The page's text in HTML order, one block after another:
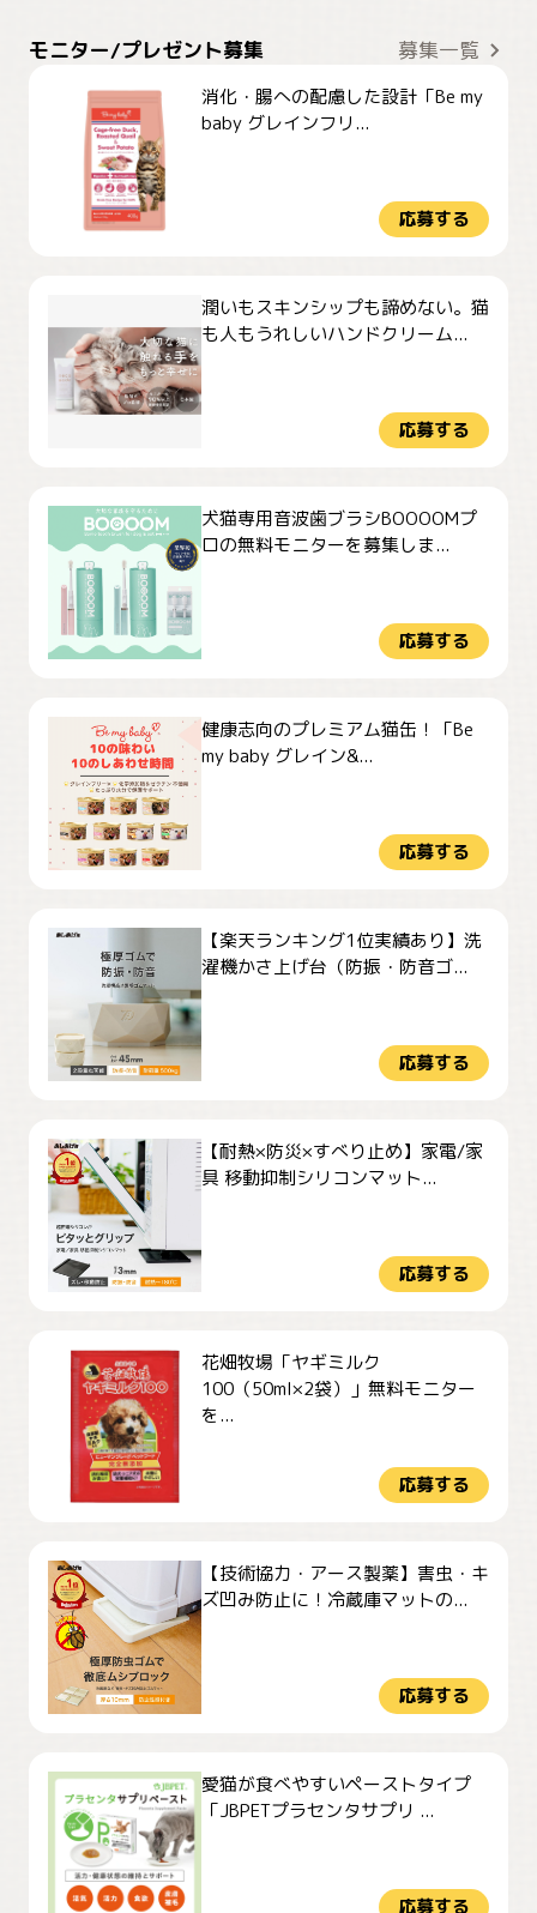
モニター/プレゼント募集 募集一覧
消化・腸への配慮した設計「Be my
baby グレインフリ...
応募する
潤いもスキンシップも諦めない。猫
も人もうれしいハンドクリーム...
応募する
犬猫専用音波歯ブラシBOOOOMプ
ロの無料モニターを募集しま...
応募する
健康志向のプレミアム猫缶！「Be
my baby グレイン&...
応募する
【楽天ランキング1位実績あり】洗
濯機かさ上げ台（防振・防音ゴ...
応募する
【耐熱×防災×すべり止め】家電/家
具 移動抑制シリコンマット...
応募する
花畑牧場「ヤギミルク
100（50ml×2袋）」無料モニター
を...
応募する
【技術協力・アース製薬】害虫・キ
ズ凹み防止に！冷蔵庫マットの...
応募する
愛猫が食べやすいペーストタイプ
「JBPETプラセンタサプリ ...
応募する